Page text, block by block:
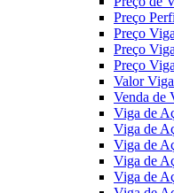
Preço
Preço
Preço
Preço
Valor
Venda de
Viga de
Viga de
Viga de
Viga de
Viga de